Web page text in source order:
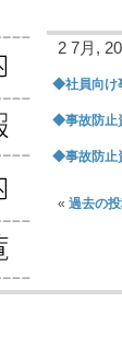
2 7月,
◆社員向け
◆事故防止
◆事故防止
« 過去の